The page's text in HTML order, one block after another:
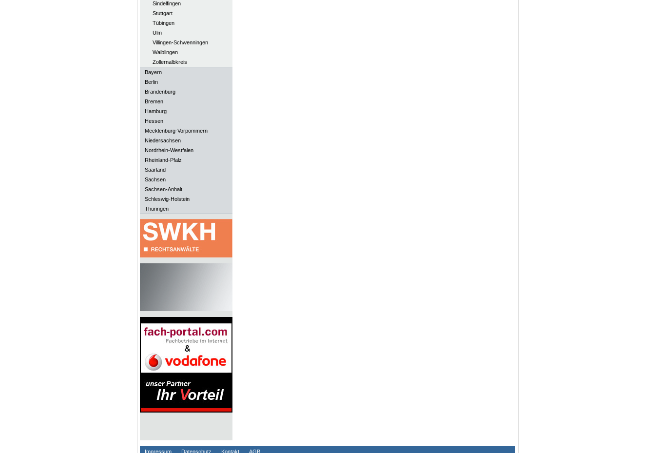
Sindelfingen
Stuttgart
Tübingen
Ulm
Villingen-Schwenningen
Waiblingen
Zollernalbkreis
Bayern
Berlin
Brandenburg
Bremen
Hamburg
Hessen
Mecklenburg-Vorpommern
Niedersachsen
Nordrhein-Westfalen
Rheinland-Pfalz
Saarland
Sachsen
Sachsen-Anhalt
Schleswig-Holstein
Thüringen
Impressum Datenschutz Kontakt AGB